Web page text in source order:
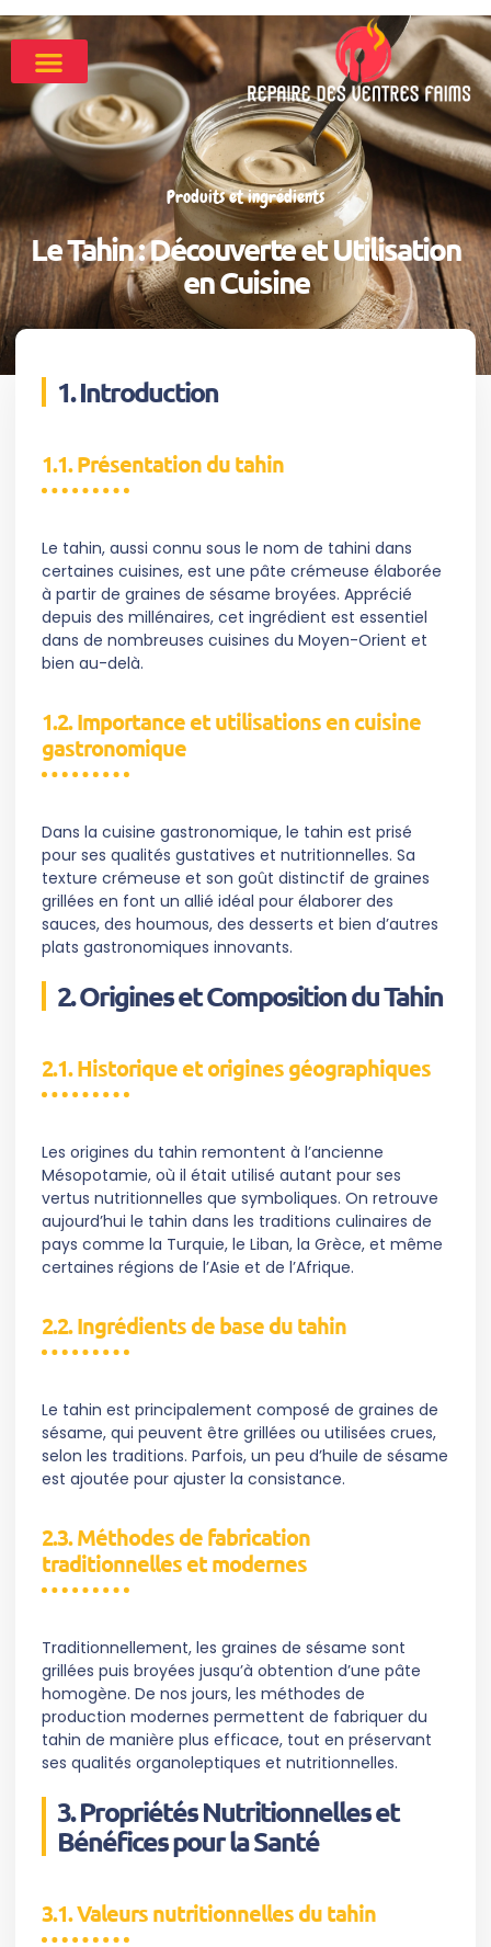
Produits et ingrédients
Le Tahin : Découverte et Utilisation
en Cuisine
1. Introduction
1.1. Présentation du tahin
Le tahin, aussi connu sous le nom de tahini dans
certaines cuisines, est une pâte crémeuse élaborée
à partir de graines de sésame broyées. Apprécié
depuis des millénaires, cet ingrédient est essentiel
dans de nombreuses cuisines du Moyen-Orient et
bien au-delà.
1.2. Importance et utilisations en cuisine
gastronomique
Dans la cuisine gastronomique, le tahin est prisé
pour ses qualités gustatives et nutritionnelles. Sa
texture crémeuse et son goût distinctif de graines
grillées en font un allié idéal pour élaborer des
sauces, des houmous, des desserts et bien d’autres
plats gastronomiques innovants.
2. Origines et Composition du Tahin
2.1. Historique et origines géographiques
Les origines du tahin remontent à l’ancienne
Mésopotamie, où il était utilisé autant pour ses
vertus nutritionnelles que symboliques. On retrouve
aujourd’hui le tahin dans les traditions culinaires de
pays comme la Turquie, le Liban, la Grèce, et même
certaines régions de l’Asie et de l’Afrique.
2.2. Ingrédients de base du tahin
Le tahin est principalement composé de graines de
sésame, qui peuvent être grillées ou utilisées crues,
selon les traditions. Parfois, un peu d’huile de sésame
est ajoutée pour ajuster la consistance.
2.3. Méthodes de fabrication
traditionnelles et modernes
Traditionnellement, les graines de sésame sont
grillées puis broyées jusqu’à obtention d’une pâte
homogène. De nos jours, les méthodes de
production modernes permettent de fabriquer du
tahin de manière plus efficace, tout en préservant
ses qualités organoleptiques et nutritionnelles.
3. Propriétés Nutritionnelles et
Bénéfices pour la Santé
3.1. Valeurs nutritionnelles du tahin